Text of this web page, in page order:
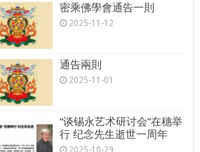
密乘佛學會通告一則
2025-11-12
通告兩則
2025-11-01
“谈锡永艺术研讨会”在穗举
行 纪念先生逝世一周年